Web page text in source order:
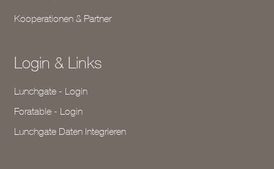
Kooperationen & Partner
Login & Links
Lunchgate - Login
Foratable - Login
Lunchgate Daten Integrieren